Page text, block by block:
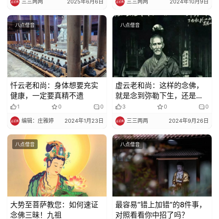
三三两两 2025年6月6日 三三两两 2024年10月9日
八点僧音
忏云老和尚：身体想要充实
健康，一定要真精不遗
1 0 0
编辑：庄雅婷 2024年1月23日
八点僧音
虚云老和尚：这样的念佛，
就是念到弥勒下生，还是业
障缠身！
3 0 0
三三两两 2024年9月26日
八点僧音
大势至菩萨教您：如何速证
念佛三昧！九祖
八点僧音
最容易“错上加错”的8件事，
对照看看你中招了吗？